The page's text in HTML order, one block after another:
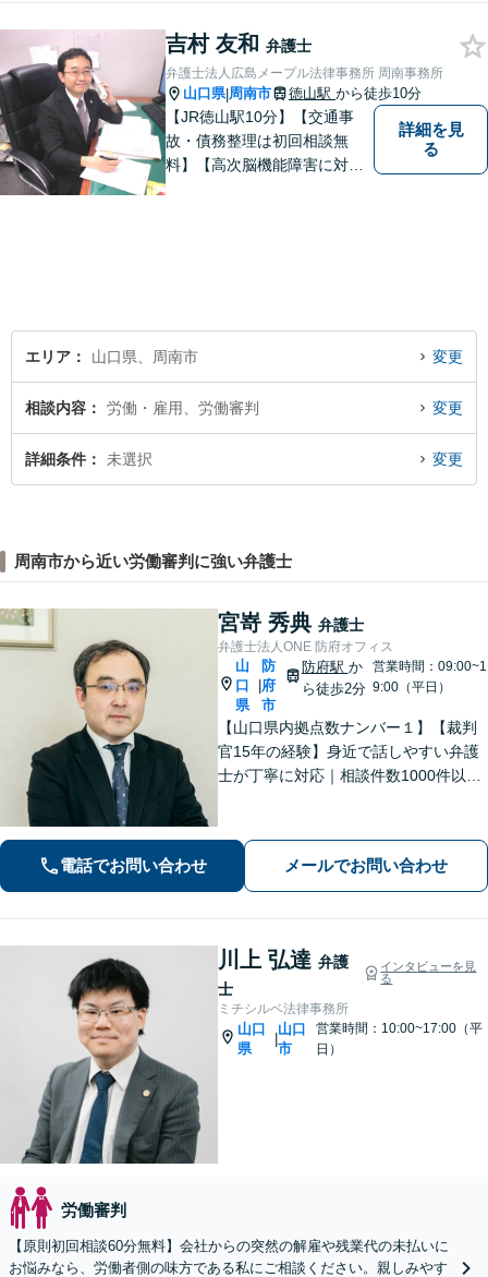
吉村 友和 弁護士
弁護士法人広島メープル法律事務所 周南事務所
山口県|周南市 徳山駅 から徒歩10分
【JR徳山駅10分】【交通事
故・債務整理は初回相談無
料】【高次脳機能障害に対応
詳細を見
る
エリア 山口県、周南市 変更
相談内容 労働・雇用、労働審判 変更
詳細条件 未選択 変更
周南市から近い労働審判に強い弁護士
宮嵜 秀典 弁護士
弁護士法人ONE 防府オフィス
山
口
県
防
府
市
防府駅 か
ら徒歩2分
営業時間：09:00~1
9:00（平日）
【山口県内拠点数ナンバー１】【裁判
官15年の経験】身近で話しやすい弁護
士が丁寧に対応｜相談件数1000件以上
心してお任せください。【夜間対応】
電話でお問い合わせ メールでお問い合わせ
川上 弘達 弁護
士
インタビューを見
る
ミチシルベ法律事務所
山口
県
|
山口
市
営業時間：10:00~17:00（平
日）
労働審判
【原則初回相談60分無料】会社からの突然の解雇や残業代の未払いに
お悩みなら、労働者側の味方である私にご相談ください。親しみやす